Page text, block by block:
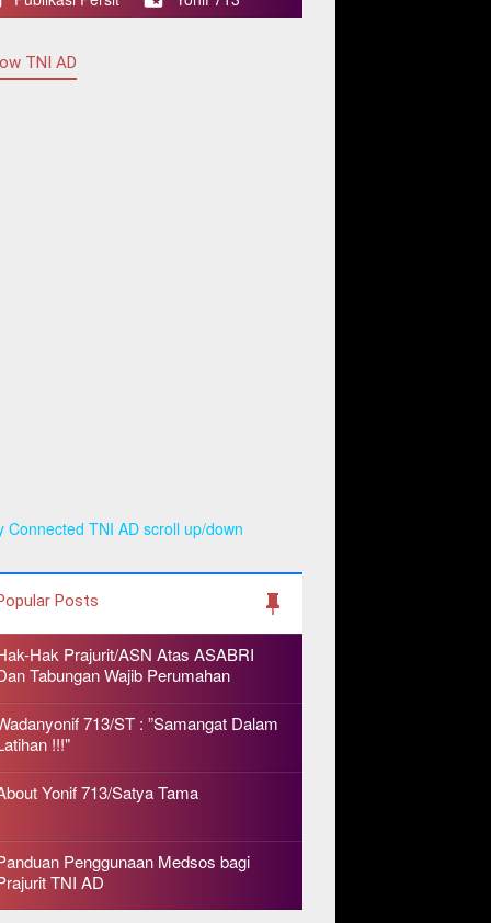
TNI AD
Connected TNI AD scroll up/down
Posts
Hak Prajurit/ASN Atas ASABRI
Tabungan Wajib Perumahan
713/ST : ”Samangat Dalam
!!!"
Yonif 713/Satya Tama
Penggunaan Medsos bagi
TNI AD